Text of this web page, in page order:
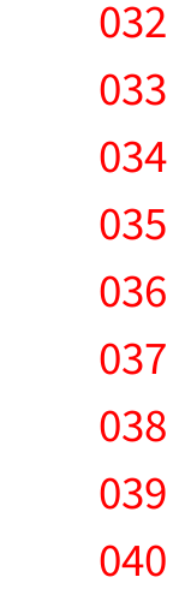
032
033
034
035
036
037
038
039
040